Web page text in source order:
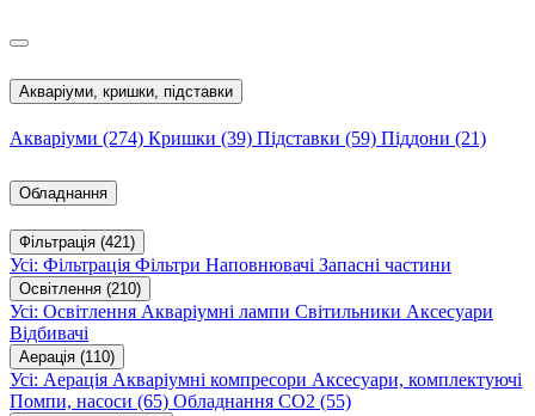
Акваріуми, кришки, підставки
Акваріуми (274) Кришки (39) Підставки (59) Піддони (21)
Обладнання
Фільтрація (421)
Усі: Фільтрація Фільтри Наповнювачі Запасні частини
Освітлення (210)
Усі: Освітлення Акваріумні лампи Світильники Аксесуари
Відбивачі
Аерація (110)
Усі: Аерація Акваріумні компресори Аксесуари, комплектуючі
Помпи, насоси (65) Обладнання CO2 (55)